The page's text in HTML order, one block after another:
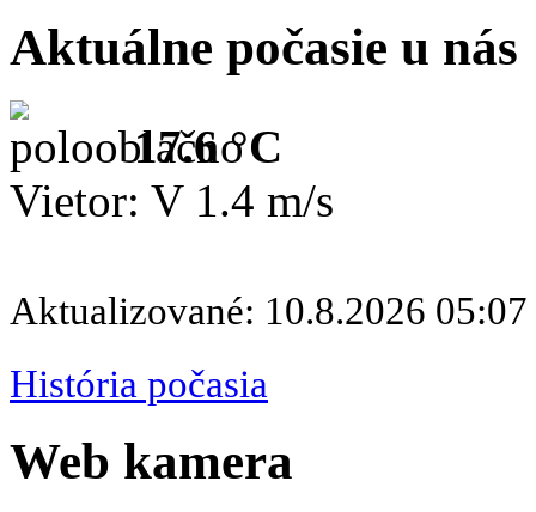
Aktuálne počasie u nás
17.6 °C
Vietor: V 1.4 m/s
Aktualizované: 10.8.2026 05:07
História počasia
Web kamera